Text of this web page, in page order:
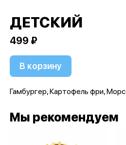
ДЕТСКИЙ
499 ₽
В корзину
Гамбургер, Картофель фри, Морс
Мы рекомендуем